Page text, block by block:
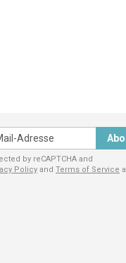
by reCAPTCHA and
Policyand Terms of Service